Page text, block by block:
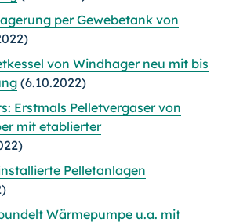
per Gewebetank von
von Windhager neu mit bis
(6.10.2022)
Erstmals Pelletvergaser von
mit etablierter
Pelletanlagen
Wärmepumpe u.a. mit